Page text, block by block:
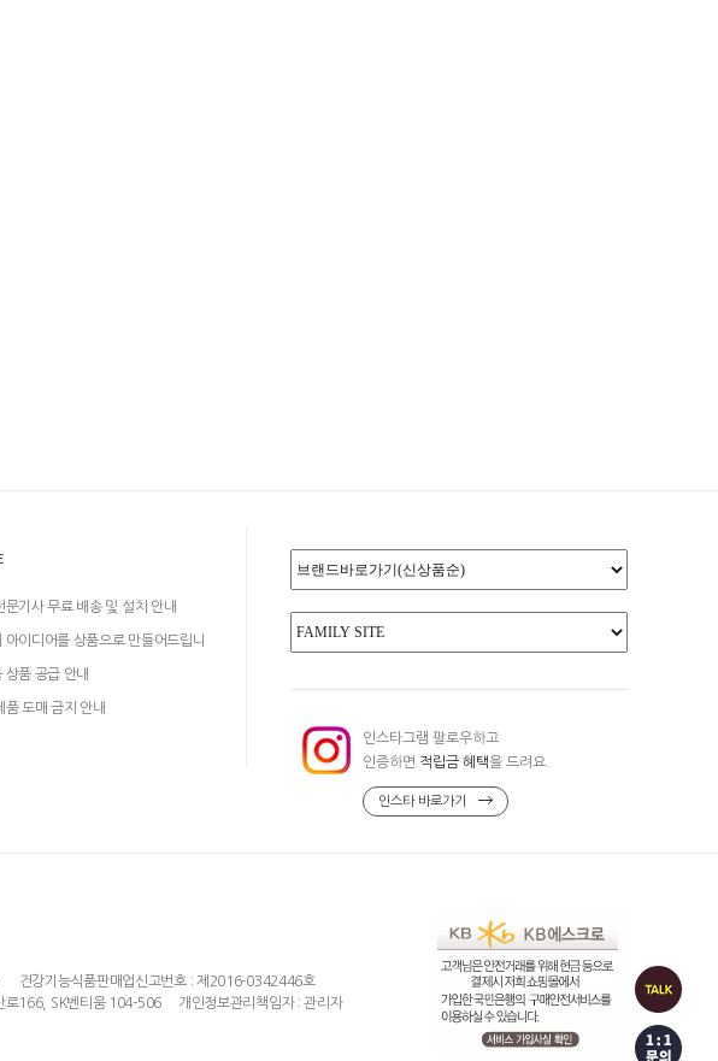
문기사 무료 배송 및 설치 안내
아이디어를 상품으로 만들어드립니
상품 공급 안내
품 도매 금지 안내
인스타그램 팔로우하고
인증하면 적립금 혜택을 드려요.
인스타 바로가기
건강기능식품판매업신고번호 : 제2016-0342446호
로166, SK벤티움 104-506 개인정보관리책임자 : 관리자